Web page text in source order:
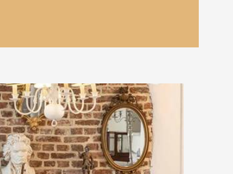
möglich (siehe Apps Wikiloc, Komoot,